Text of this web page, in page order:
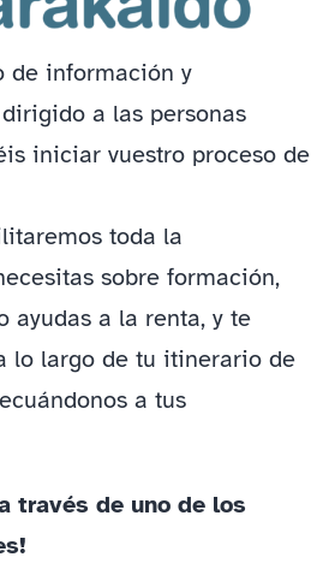
de información y
a las personas
iniciar vuestro proceso de
toda la
sobre formación,
ayudas a la renta, y te
lo largo de tu itinerario de
a tus
través de uno de los